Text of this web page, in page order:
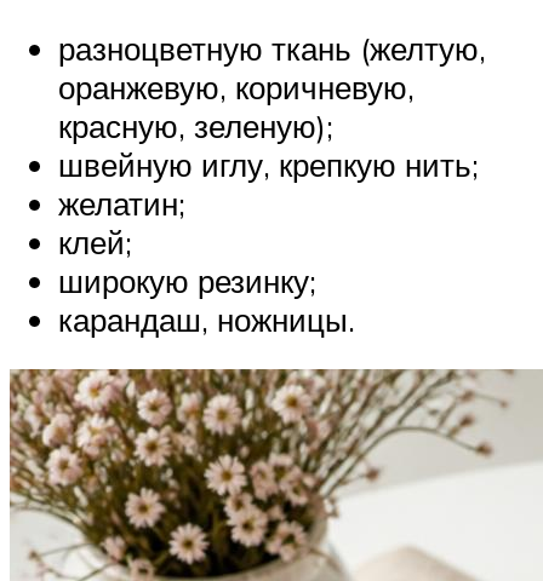
разноцветную ткань (желтую,
оранжевую, коричневую,
красную, зеленую);
швейную иглу, крепкую нить;
желатин;
клей;
широкую резинку;
карандаш, ножницы.